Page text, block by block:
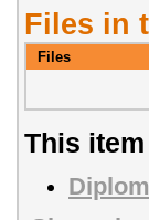
Files in
Files
This